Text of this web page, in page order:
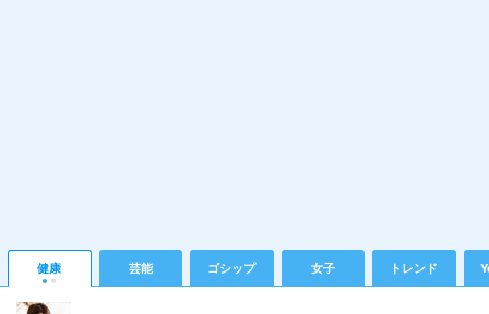
健康 芸能 ゴシップ 女子 トレンド